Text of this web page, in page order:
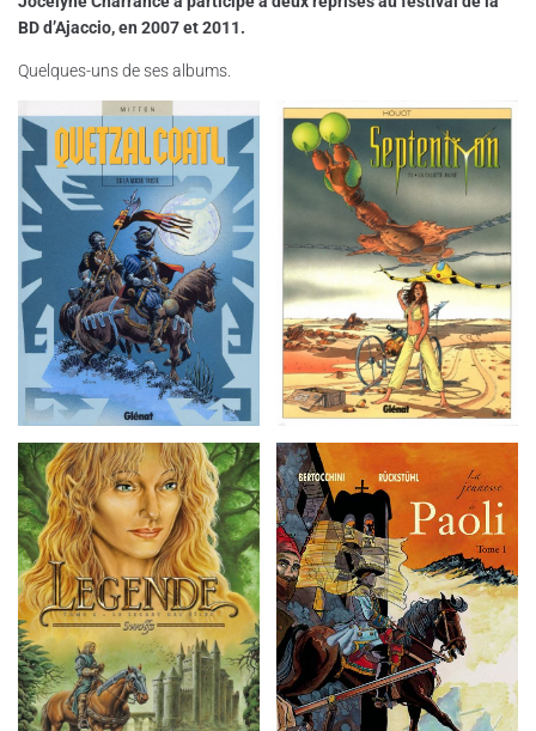
BD d’Ajaccio, en 2007 et 2011.
Quelques-uns de ses albums.